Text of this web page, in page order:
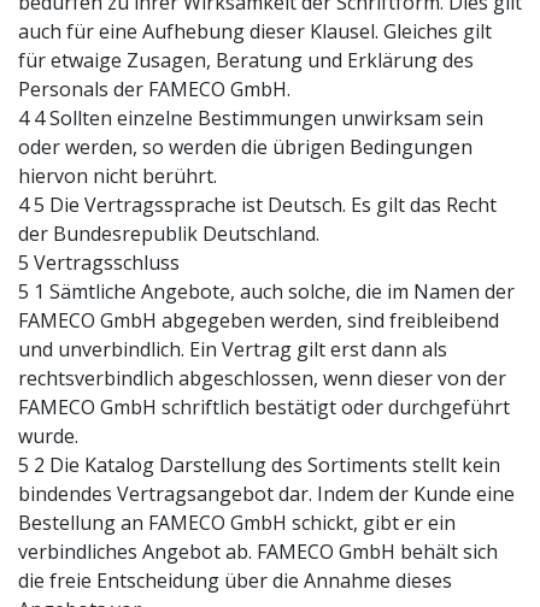
auch für eine Aufhebung dieser Klausel. Gleiches gilt
für etwaige Zusagen, Beratung und Erklärung des
Personals der FAMECO GmbH.
4 4 Sollten einzelne Bestimmungen unwirksam sein
oder werden, so werden die übrigen Bedingungen
hiervon nicht berührt.
4 5 Die Vertragssprache ist Deutsch. Es gilt das Recht
der Bundesrepublik Deutschland.
5 Vertragsschluss
5 1 Sämtliche Angebote, auch solche, die im Namen der
FAMECO GmbH abgegeben werden, sind freibleibend
und unverbindlich. Ein Vertrag gilt erst dann als
rechtsverbindlich abgeschlossen, wenn dieser von der
FAMECO GmbH schriftlich bestätigt oder durchgeführt
wurde.
5 2 Die Katalog Darstellung des Sortiments stellt kein
bindendes Vertragsangebot dar. Indem der Kunde eine
Bestellung an FAMECO GmbH schickt, gibt er ein
verbindliches Angebot ab. FAMECO GmbH behält sich
die freie Entscheidung über die Annahme dieses